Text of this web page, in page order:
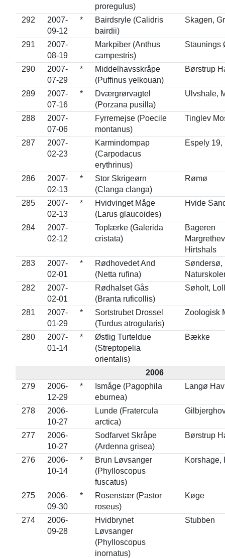
proregulus)
292
2007-
09-12
*
Bairdsryle (Calidris
bairdii)
Skagen,
291
2007-
08-19
Markpiber (Anthus
campestris)
Staunings
290
2007-
07-29
*
Middelhavsskråpe
(Puffinus yelkouan)
Børstrup
289
2007-
07-16
*
Dværgrørvagtel
(Porzana pusilla)
Ulvshale,
288
2007-
07-06
Fyrremejse (Poecile
montanus)
Tinglev
287
2007-
02-23
Karmindompap
(Carpodacus
erythrinus)
Espely
286
2007-
02-13
*
Stor Skrigeørn
(Clanga clanga)
Rømø
285
2007-
02-13
*
Hvidvinget Måge
(Larus glaucoides)
Hvide
284
2007-
02-12
Toplærke (Galerida
cristata)
Bageren
Hirtshals
283
2007-
02-01
*
Rødhovedet And
(Netta rufina)
Søndersø,
282
2007-
02-01
Rødhalset Gås
(Branta ruficollis)
Søholt,
281
2007-
01-29
*
Sortstrubet Drossel
(Turdus atrogularis)
Zoologisk
280
2007-
01-14
*
Østlig Turteldue
(Streptopelia
orientalis)
Bække
2006
279
2006-
12-29
*
Ismåge (Pagophila
eburnea)
Langø
278
2006-
10-27
Lunde (Fratercula
arctica)
277
2006-
10-27
Sodfarvet Skråpe
(Ardenna grisea)
Børstrup
276
2006-
10-14
*
Brun Løvsanger
(Phylloscopus
fuscatus)
Korshage,
275
2006-
09-30
*
Rosenstær (Pastor
roseus)
Køge
274
2006-
09-28
Hvidbrynet
Løvsanger
(Phylloscopus
inornatus)
Stubben